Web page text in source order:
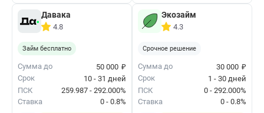
Давака
4.8
Займ бесплатно
Сумма до 50 000 ₽
Срок
10 - 31 дней
ПСК
259.987 - 292.000%
Ставка
0 - 0.8%
Экозайм
4.3
Срочное решение
Сумма до 30 000 ₽
Срок
1 - 30 дней
ПСК
0 - 292.000%
Ставка
0 - 0.8%